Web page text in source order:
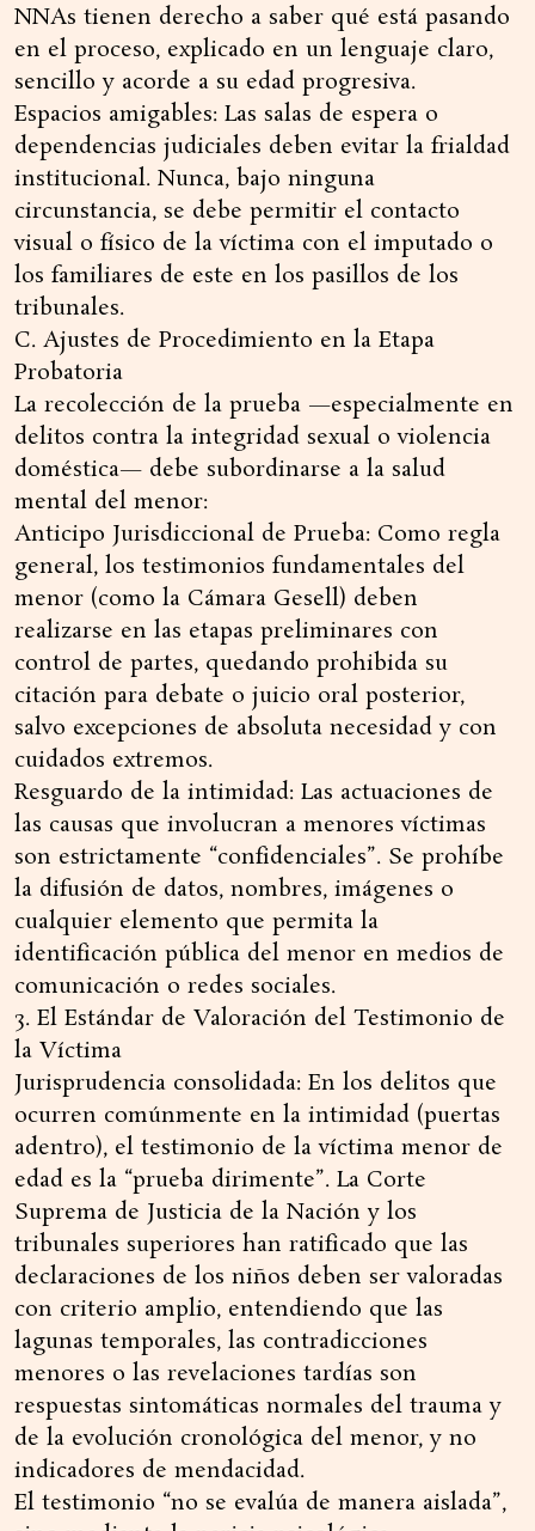
NNAs tienen derecho a saber qué está pasando
en el proceso, explicado en un lenguaje claro,
sencillo y acorde a su edad progresiva.
Espacios amigables: Las salas de espera o
dependencias judiciales deben evitar la frialdad
institucional. Nunca, bajo ninguna
circunstancia, se debe permitir el contacto
visual o físico de la víctima con el imputado o
los familiares de este en los pasillos de los
tribunales.
C. Ajustes de Procedimiento en la Etapa
Probatoria
La recolección de la prueba —especialmente en
delitos contra la integridad sexual o violencia
doméstica— debe subordinarse a la salud
mental del menor:
Anticipo Jurisdiccional de Prueba: Como regla
general, los testimonios fundamentales del
menor (como la Cámara Gesell) deben
realizarse en las etapas preliminares con
control de partes, quedando prohibida su
citación para debate o juicio oral posterior,
salvo excepciones de absoluta necesidad y con
cuidados extremos.
Resguardo de la intimidad: Las actuaciones de
las causas que involucran a menores víctimas
son estrictamente “confidenciales”. Se prohíbe
la difusión de datos, nombres, imágenes o
cualquier elemento que permita la
identificación pública del menor en medios de
comunicación o redes sociales.
3. El Estándar de Valoración del Testimonio de
la Víctima
Jurisprudencia consolidada: En los delitos que
ocurren comúnmente en la intimidad (puertas
adentro), el testimonio de la víctima menor de
edad es la “prueba dirimente”. La Corte
Suprema de Justicia de la Nación y los
tribunales superiores han ratificado que las
declaraciones de los niños deben ser valoradas
con criterio amplio, entendiendo que las
lagunas temporales, las contradicciones
menores o las revelaciones tardías son
respuestas sintomáticas normales del trauma y
de la evolución cronológica del menor, y no
indicadores de mendacidad.
El testimonio “no se evalúa de manera aislada”,